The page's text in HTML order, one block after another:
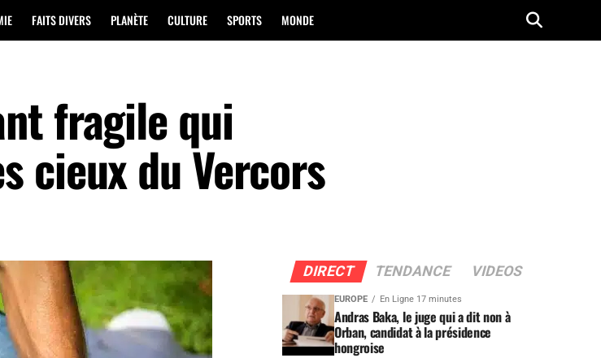
FAITS DIVERS PLANÈTE CULTURE SPORTS MONDE
fragile qui
cieux du Vercors
DIRECT TENDANCE VIDEOS
EUROPE En Ligne 17 minutes
Andras Baka, le juge qui a dit non à
Orban, candidat à la présidence
hongroise